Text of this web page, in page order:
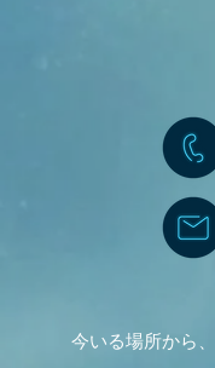
今いる場所から、